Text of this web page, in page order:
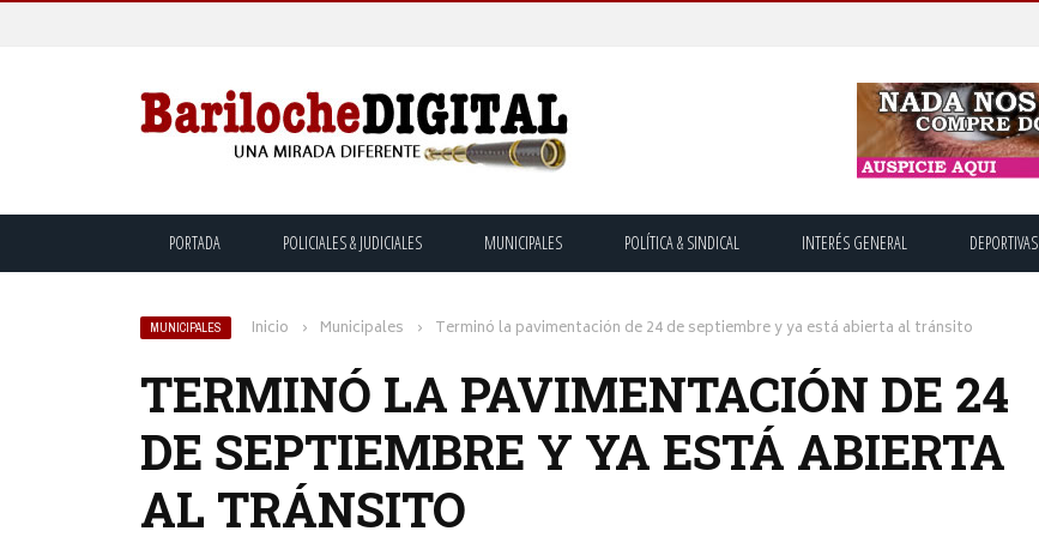
PORTADA POLICIALES & JUDICIALES MUNICIPALES POLÍTICA & SINDICAL INTERÉS GENERAL DEPORTIVAS
MUNICIPALES Inicio › Municipales › Terminó la pavimentación de 24 de septiembre y ya está abierta al tránsito
TERMINÓ LA PAVIMENTACIÓN DE 24
DE SEPTIEMBRE Y YA ESTÁ ABIERTA
AL TRÁNSITO